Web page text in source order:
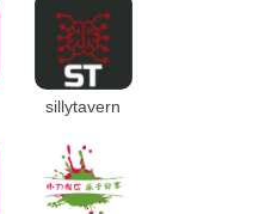
sillytavern
官方版